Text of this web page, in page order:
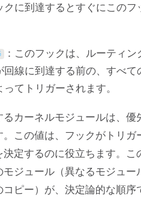
クに到達するとすぐにこのフ
：このフックは、ルーティン
回線に到達する前の、すべ
ってトリガーされます。
カーネルモジュールは、優
この値は、フックがトリガ
定するのに役立ちます。こ
ジュール（異なるモジュー
ピー）が、決定論的な順序